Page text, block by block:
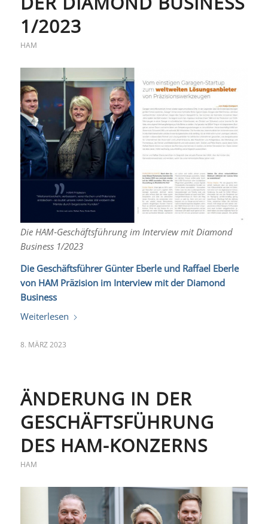
1/2023
HAM
Die HAM‑Geschäftsführung im Interview mit Diamond
Business 1/2023
Die Geschäftsführer Günter Eberle und Raffael Eberle
von HAM Präzision im Interview mit der Diamond
Business
Weiterlesen
8. MÄRZ 2023
ÄNDERUNG IN DER
GESCHÄFTSFÜHRUNG
DES HAM-KONZERNS
HAM